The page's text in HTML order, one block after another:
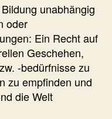
unabhängig
oder
Ein Recht auf
Geschehen,
-bedürfnisse zu
zu empfinden und
die Welt